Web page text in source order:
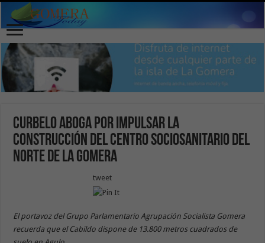
Curbelo aboga por impulsar la
construcción del centro sociosanitario del
norte de La Gomera
tweet
El portavoz del Grupo Parlamentario Agrupación Socialista Gomera
recuerda que el Cabildo dispone de 13.800 metros cuadrados de